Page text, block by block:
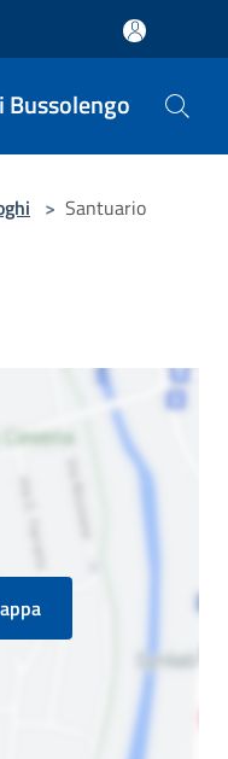
Bussolengo
> Santuario